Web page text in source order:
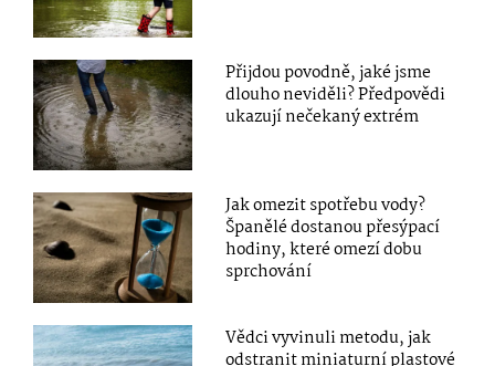
Přijdou povodně, jaké jsme
dlouho neviděli? Předpovědi
ukazují nečekaný extrém
Jak omezit spotřebu vody?
Španělé dostanou přesýpací
hodiny, které omezí dobu
sprchování
Vědci vyvinuli metodu, jak